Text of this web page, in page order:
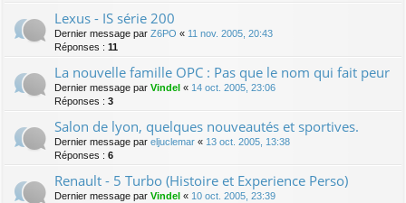
Lexus - IS série 200
Dernier message par Z6PO « 11 nov. 2005, 20:43
Réponses : 11
La nouvelle famille OPC : Pas que le nom qui fait peur
Dernier message par Vindel « 14 oct. 2005, 23:06
Réponses : 3
Salon de lyon, quelques nouveautés et sportives.
Dernier message par eljuclemar « 13 oct. 2005, 13:38
Réponses : 6
Renault - 5 Turbo (Histoire et Experience Perso)
Dernier message par Vindel « 10 oct. 2005, 23:39